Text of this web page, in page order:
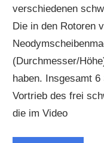
verschiedenen
Die in den Rotoren
(Durchmesser/
haben. Insgesamt
Vortrieb des frei
die im Video